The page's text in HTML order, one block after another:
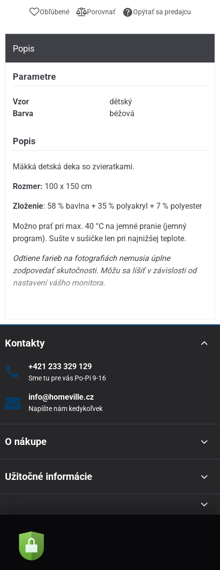
Obľúbené Porovnať Opýtať sa predajcu
Popis
Parametre
Vzor
dětský
Barva
béžová
Popis
Mäkká detská deka so zvieratkami.
Rozmer: 100 x 150 cm
Zloženie: 58 % bavlna + 35 % polyakryl + 7 % polyester
Možno prať pri max. 40 °C na jemné pranie (jemný
program). Sušte v sušičke len pri najnižšej teplote.
Odtiene farieb na fotografiách nemusia úplne
zodpovedať skutočnosti. Môžu sa líšiť v závislosti od
nastavení vášho monitora.
Kontakty
+421 233 329 129
Sme tu pre vás Po-Pi 9-16
info@homeville.cz
Napíšte nám kedykoľvek
O nákupe
Užitočné informácie
Akcie a novinky e-mailom